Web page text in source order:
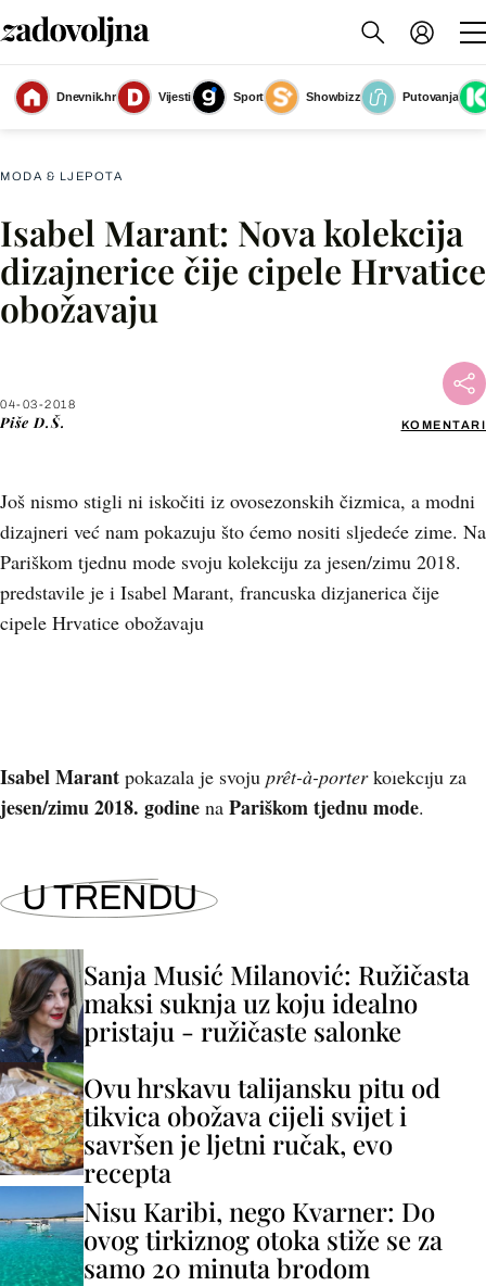
Dnevnik.hr Vijesti Sport Showbizz Putovanja
Nova kolekcija Isabel Marant za jesen/zimu 2018.(Foto:
Guliver/CoverImages)
MODA & LJEPOTA
Isabel Marant: Nova kolekcija
dizajnerice čije cipele Hrvatice
obožavaju
04-03-2018
Piše D.Š. KOMENTARI
Još nismo stigli ni iskočiti iz ovosezonskih čizmica, a modni
dizajneri već nam pokazuju što ćemo nositi sljedeće zime. Na
Pariškom tjednu mode svoju kolekciju za jesen/zimu 2018.
predstavile je i Isabel Marant, francuska dizjanerica čije
cipele Hrvatice obožavaju
Facebook
X
+ 6
Isabel Marant pokazala je svoju prêt-à-porterkolekciju za
jesen/zimu 2018. godine na Pariškom tjednu mode.
U TRENDU
Sanja Musić Milanović: Ružičasta
maksi suknja uz koju idealno
pristaju - ružičaste salonke
Ovu hrskavu talijansku pitu od
tikvica obožava cijeli svijet i
savršen je ljetni ručak, evo
recepta
Nisu Karibi, nego Kvarner: Do
ovog tirkiznog otoka stiže se za
samo 20 minuta brodom